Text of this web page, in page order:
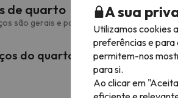
de quarto
são gerais e podem variar consoante o
do quarto
A sua
Utilizamos cookies
preferências e para
permitem-nos
para si.
Ao clicar em